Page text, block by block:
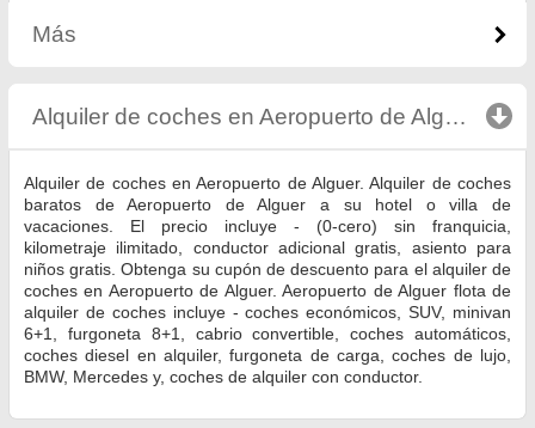
Más
Alquiler de coches en Aeropuerto de Alguer click
Alquiler de coches en Aeropuerto de Alguer. Alquiler de coches
baratos de Aeropuerto de Alguer a su hotel o villa de
vacaciones. El precio incluye - (0-cero) sin franquicia,
kilometraje ilimitado, conductor adicional gratis, asiento para
niños gratis. Obtenga su cupón de descuento para el alquiler de
coches en Aeropuerto de Alguer. Aeropuerto de Alguer flota de
alquiler de coches incluye - coches económicos, SUV, minivan
6+1, furgoneta 8+1, cabrio convertible, coches automáticos,
coches diesel en alquiler, furgoneta de carga, coches de lujo,
BMW, Mercedes y, coches de alquiler con conductor.